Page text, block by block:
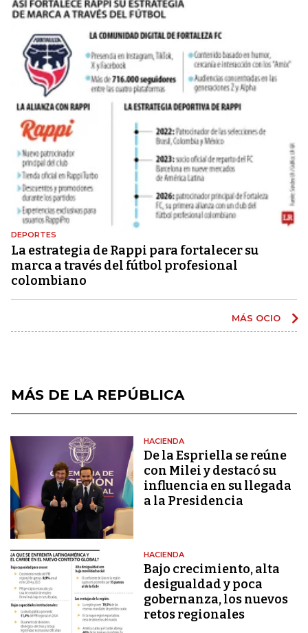
DEPORTES
La estrategia de Rappi para fortalecer su
marca a través del fútbol profesional
colombiano
MÁS OCIO
MÁS DE LA REPÚBLICA
HACIENDA
De la Espriella se reúne
con Milei y destacó su
influencia en su llegada
a la Presidencia
HACIENDA
Bajo crecimiento, alta
desigualdad y poca
gobernanza, los nuevos
retos regionales